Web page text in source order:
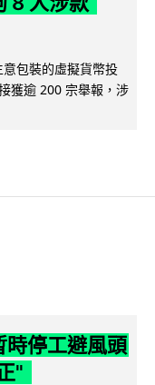
包裝的虛擬貨幣投
獲逾 200 宗舉報，涉
時停工避風頭
"